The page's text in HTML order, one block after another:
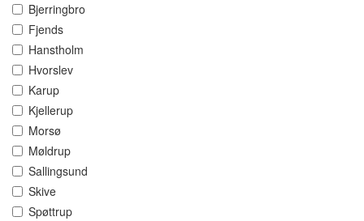
Bjerringbro
Fjends
Hanstholm
Hvorslev
Karup
Kjellerup
Morsø
Møldrup
Sallingsund
Skive
Spøttrup